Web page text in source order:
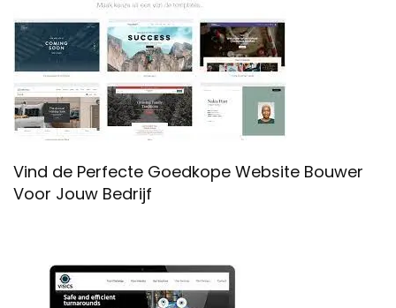
Vind de Perfecte Goedkope Website Bouwer
Voor Jouw Bedrijf